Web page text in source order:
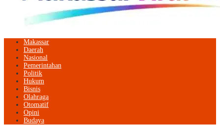
Makassar
Daerah
Nasional
Pemerintahan
Politik
Hukum
Bisnis
Olahraga
Otomatif
Opini
Budaya